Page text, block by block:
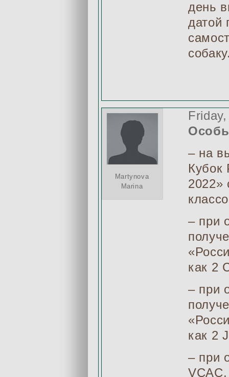
день
датой
Martynova
Marina
– на
2022»
– при
как 2
– при
как 2
– при